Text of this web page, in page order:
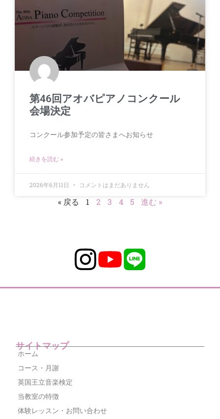
第46回アオバピアノコンクール
会場決定
コンクール参加予定の皆さまへお知らせ
続きを読む »
2026年6月11日 コメントはまだありません
« 戻る 1 2 3 4 5 進む »
サイトマップ
ホーム
コース・月謝
英国王立音楽検定
当教室の特徴
体験レッスン・お問い合わせ